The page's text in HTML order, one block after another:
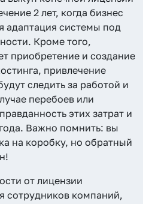
2 лет, когда бизнес
адаптация системы под
Кроме того,
приобретение и создание
привлечение
следить за работой и
перебоев или
этих затрат и
Важно помнить: вы
на коробку, но обратный
от лицензии
сотрудников компаний,